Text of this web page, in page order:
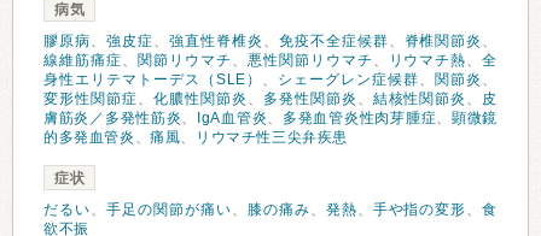
病気
膠原病、 強皮症、 強直性脊椎炎 、 免疫不全症候群、 脊椎関節炎 、
線維筋痛症、 関節リウマチ 、 悪性関節リウマチ 、 リウマチ熱、全
身性エリテマトーデス（SLE） 、 シェーグレン症候群、 関節炎 、
変形性関節症、 化膿性関節炎 、 多発性関節炎 、 結核性関節炎 、 皮
膚筋炎／多発性筋炎、 IgA血管炎、 多発血管炎性肉芽腫症、 顕微鏡
的多発血管炎 、痛風、 リウマチ性三尖弁疾患
症状
だるい、 手足の関節が痛い、 膝の痛み、 発熱、 手や指の変形、食
欲不振